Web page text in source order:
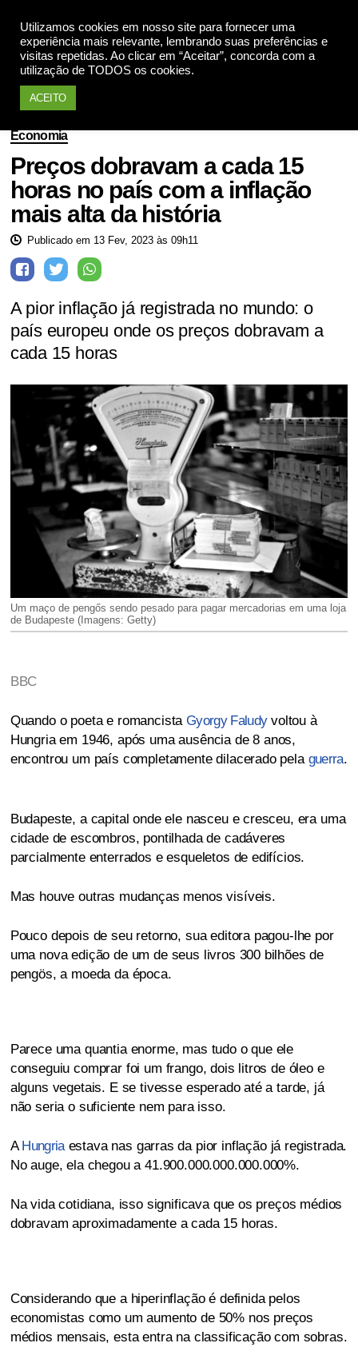
Utilizamos cookies em nosso site para fornecer uma
experiência mais relevante, lembrando suas preferências e
visitas repetidas. Ao clicar em “Aceitar”, concorda com a
utilização de TODOS os cookies.
ACEITO
Economia
Preços dobravam a cada 15
horas no país com a inflação
mais alta da história
Publicado em 13 Fev, 2023 às 09h11
A pior inflação já registrada no mundo: o
país europeu onde os preços dobravam a
cada 15 horas
Um maço de pengős sendo pesado para pagar mercadorias em uma loja
de Budapeste (Imagens: Getty)
BBC
Quando o poeta e romancistaGyorgy Faludyvoltou à
Hungria em 1946, após uma ausência de 8 anos,
encontrou um país completamente dilacerado pela guerra.
Budapeste, a capital onde ele nasceu e cresceu, era uma
cidade de escombros, pontilhada de cadáveres
parcialmente enterrados e esqueletos de edifícios.
Mas houve outras mudanças menos visíveis.
Pouco depois de seu retorno, sua editora pagou-lhe por
uma nova edição de um de seus livros 300 bilhões de
pengös, a moeda da época.
Parece uma quantia enorme, mas tudo o que ele
conseguiu comprar foi um frango, dois litros de óleo e
alguns vegetais. E se tivesse esperado até a tarde, já
não seria o suficiente nem para isso.
AHungriaestava nas garras da pior inflação já registrada.
No auge, ela chegou a 41.900.000.000.000.000%.
Na vida cotidiana, isso significava que os preços médios
dobravam aproximadamente a cada 15 horas.
Considerando que a hiperinflação é definida pelos
economistas como um aumento de 50% nos preços
médios mensais, esta entra na classificação com sobras.